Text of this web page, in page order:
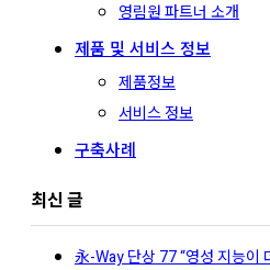
영림원 파트너 소개
제품 및 서비스 정보
제품정보
서비스 정보
구축사례
최신 글
永-Way 단상 77 “영성 지능이